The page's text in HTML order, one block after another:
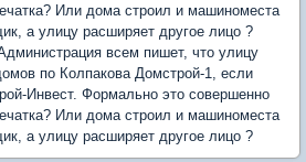
Или дома строил и машиноместа
а улицу расширяет другое лицо ?
всем пишет, что улицу
по Колпакова Домстрой-1, если
Инвест. Формально это совершенно
Или дома строил и машиноместа
а улицу расширяет другое лицо ?